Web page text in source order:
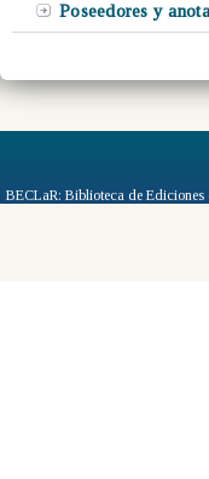
Poseedores y
BECLaR: Biblioteca de Ediciones